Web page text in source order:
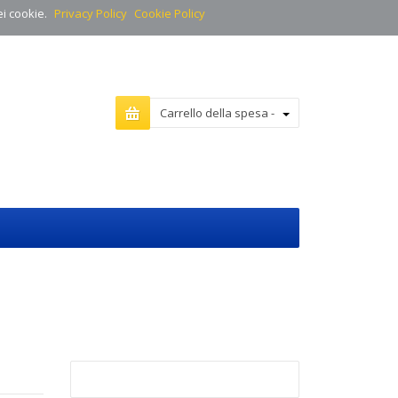
cookie. Privacy Policy Cookie Policy
Carrello della spesa -